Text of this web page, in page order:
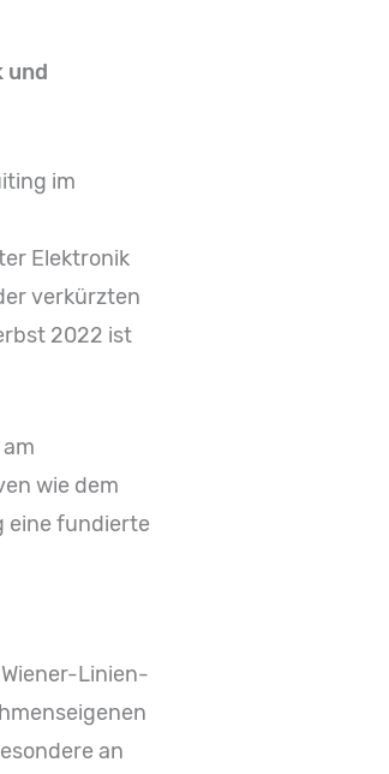
und
im
Elektronik
verkürzten
2022 ist
wie dem
eine fundierte
Linien-
an